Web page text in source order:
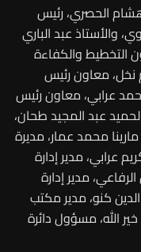
الحصري، رئيس
والأستاذ عبد الباري
التخطيط والكفاءة
معاون رئيس
عرابي، معاون رئيس
عبد المجيد طحان،
محمد عمار، مديرة
عرابي، مدير إدارة
مدير إدارة
كنو، مدير مكتب
الله، مسؤول دائرة